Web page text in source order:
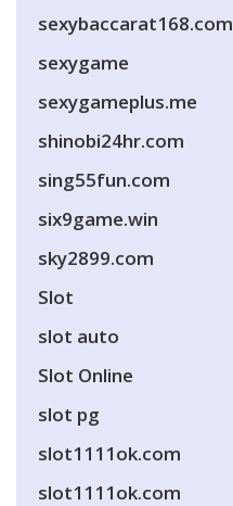
sexybaccarat168.com
sexygame
sexygameplus.me
shinobi24hr.com
sing55fun.com
six9game.win
sky2899.com
Slot
slot auto
Slot Online
slot pg
slot1111ok.com
slot1111ok.com